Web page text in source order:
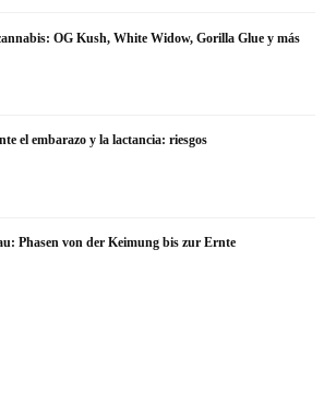
OG Kush, White Widow, Gorilla Glue y más
el embarazo y la lactancia: riesgos
Phasen von der Keimung bis zur Ernte